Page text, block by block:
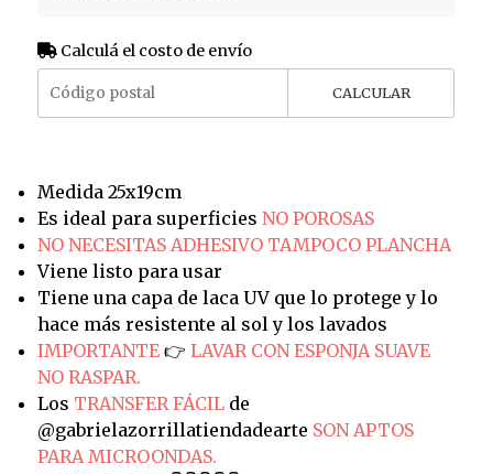
Calculá el costo de envío
CALCULAR
Medida 25x19cm
Es ideal para superficies NO POROSAS
NO NECESITAS ADHESIVO TAMPOCO PLANCHA
Viene listo para usar
Tiene una capa de laca UV que lo protege y lo
hace más resistente al sol y los lavados
IMPORTANTE 👉 LAVAR CON ESPONJA SUAVE
NO RASPAR.
Los TRANSFER FÁCILde
@gabrielazorrillatiendadearte SON APTOS
PARA MICROONDAS.